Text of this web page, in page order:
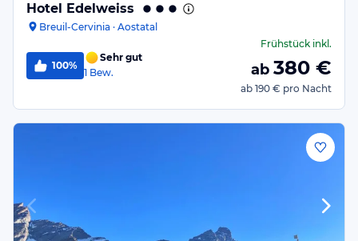
Hotel Edelweiss
Breuil-Cervinia · Aostatal
100%
Sehr gut
1 Bew.
Frühstückinkl.
ab 380 €
ab 190 € pro Nacht